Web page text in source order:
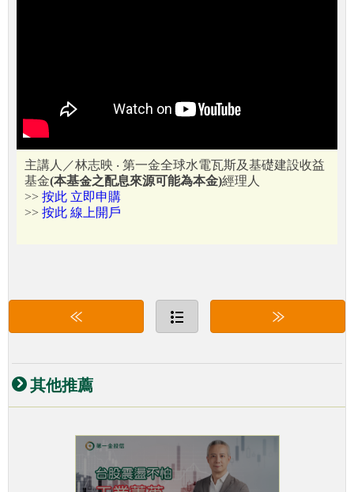
主講人／林志映 ‧ 第一金全球水電瓦斯及基礎建設收益
基金(本基金之配息來源可能為本金)經理人
>> 按此 立即申購
>> 按此 線上開戶
其他推薦